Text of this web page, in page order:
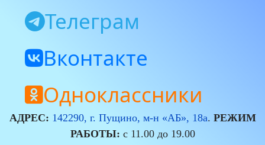
Телеграм
Вконтакте
Одноклассники
АДРЕС: 142290, г. Пущино, м-н «АБ», 18а. РЕЖИМ
РАБОТЫ: с 11.00 до 19.00